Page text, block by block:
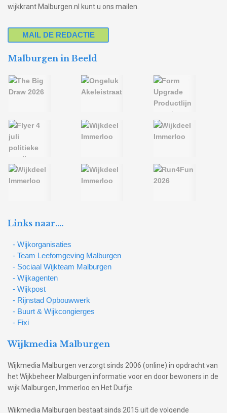
wijkkrant Malburgen.nl kunt u ons mailen.
MAIL DE REDACTIE
Malburgen in Beeld
Links naar….
- Wijkorganisaties
- Team Leefomgeving Malburgen
- Sociaal Wijkteam Malburgen
- Wijkagenten
- Wijkpost
- Rijnstad Opbouwwerk
- Buurt & Wijkcongierges
- Fixi
Wijkmedia Malburgen
Wijkmedia Malburgen verzorgt sinds 2006 (online) in opdracht van
het Wijkbeheer Malburgen informatie voor en door bewoners in de
wijk Malburgen, Immerloo en Het Duifje.
Wijkmedia Malburgen bestaat sinds 2015 uit de volgende